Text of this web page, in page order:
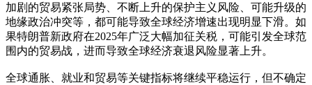
加剧的贸易紧张局势、不断上升的保护主义风险、可能升级的
地缘政治冲突等，都可能导致全球经济增速出现明显下滑。如
果特朗普新政府在2025年广泛大幅加征关税，可能引发全球范
围内的贸易战，进而导致全球经济衰退风险显著上升。
全球通胀、就业和贸易等关键指标将继续平稳运行，但不确定